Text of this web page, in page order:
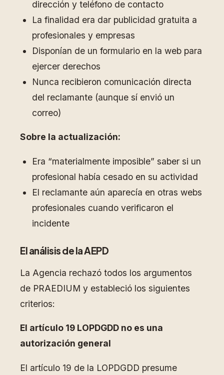
dirección y teléfono de contacto
La finalidad era dar publicidad gratuita a
profesionales y empresas
Disponían de un formulario en la web para
ejercer derechos
Nunca recibieron comunicación directa
del reclamante (aunque sí envió un
correo)
Sobre la actualización:
Era “materialmente imposible” saber si un
profesional había cesado en su actividad
El reclamante aún aparecía en otras webs
profesionales cuando verificaron el
incidente
El análisis de la AEPD
La Agencia rechazó todos los argumentos
de PRAEDIUM y estableció los siguientes
criterios:
El artículo 19 LOPDGDD no es una
autorización general
El artículo 19 de la LOPDGDD presume